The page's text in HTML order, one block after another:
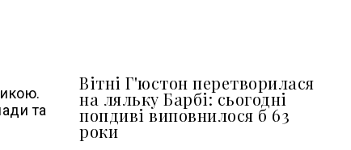
та
Вітні Г'юстон перетворилася
на ляльку Барбі: сьогодні
попдиві виповнилося б 63
роки